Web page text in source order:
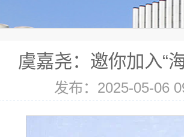
虞嘉尧：邀你加入“
发布：2025-05-06